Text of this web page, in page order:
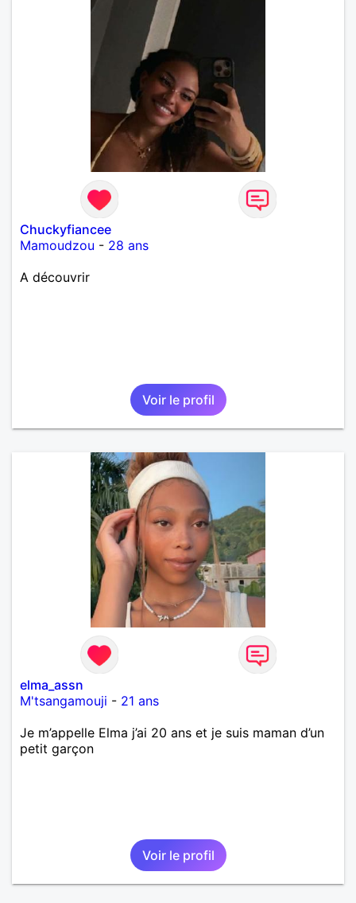
Chuckyfiancee
Mamoudzou - 28 ans
A découvrir
Voir le profil
elma_assn
M'tsangamouji - 21 ans
Je m’appelle Elma j’ai 20 ans et je suis maman d’un
petit garçon
Voir le profil